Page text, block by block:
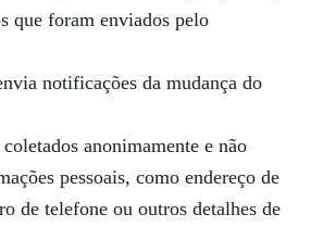
que foram enviados pelo
notificações da mudança do
coletados anonimamente e não
pessoais, como endereço de
de telefone ou outros detalhes de